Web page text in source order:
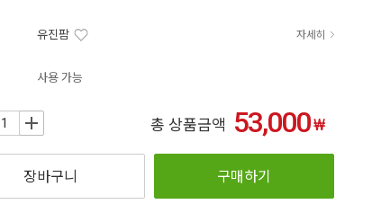
유진팜 자세히
사용 가능
총 상품금액 53,000₩
장바구니 구매하기